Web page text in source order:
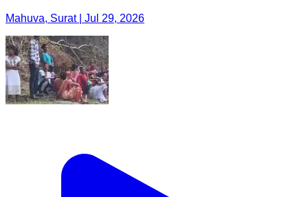
Mahuva, Surat | Jul 29, 2026